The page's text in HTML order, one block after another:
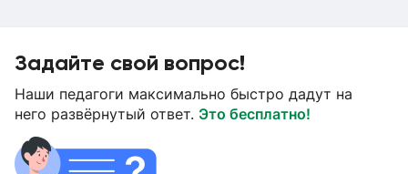
Задайте свой вопрос!
Наши педагоги максимально быстро дадут на
него развёрнутый ответ. Это бесплатно!